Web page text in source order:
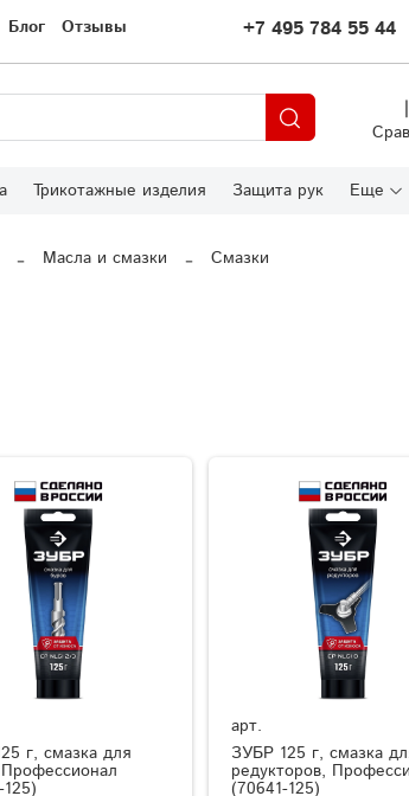
Блог Отзывы +7 495 784 55 44
Трикотажные изделия Защита рук Еще
Масла и смазки Смазки
г, смазка для
арт.
ЗУБР 125 г, смазка
редукторов,
(70641-125)